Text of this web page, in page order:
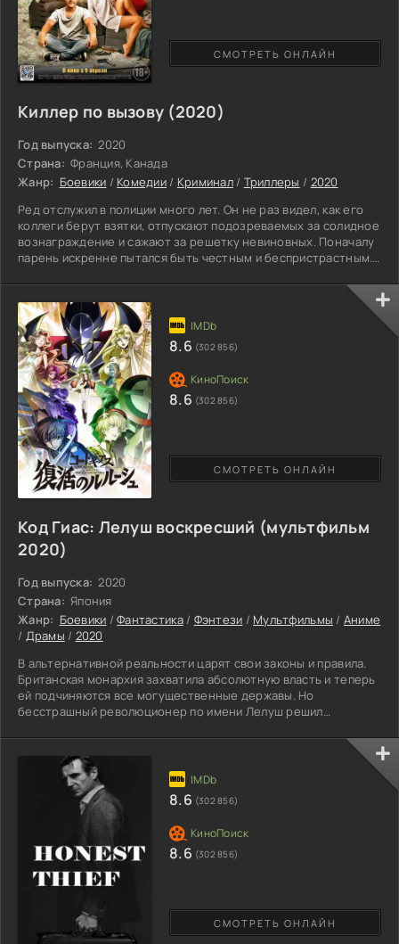
Киллер по вызову (2020)
Год выпуска: 2020
Страна: Франция, Канада
Жанр: Боевики / Комедии / Криминал/ Триллеры / 2020
Ред отслужил в полиции много лет. Он не раз видел, как его
коллеги берут взятки, отпускают подозреваемых за солидное
вознаграждение и сажают за решетку невиновных. Поначалу
парень искренне пытался быть честным и беспристрастным.
пересмотреть свои взгляды на жизнь. Офицер научился
хитроумному мастерству взломщика и стал принимать
участие в ограблениях, открывая сейфы и замки. Однажды он
попал за решетку, два года отсидел в тюрьме. Выйдя на
свободу,
СМОТРЕТЬ ОНЛАЙН
Код Гиас: Лелуш воскресший (мультфильм
2020)
Год выпуска: 2020
Страна: Япония
Жанр: Боевики /Фантастика/ Фэнтези / Мультфильмы / Аниме
/ Драмы / 2020
В альтернативной реальности царят свои законы и правила.
Британская монархия захватила абсолютную власть и теперь
ей подчиняются все могущественные державы. Но
бесстрашный революционер по имени Лелуш решил
пути. Борьба с всеобщей несправедливостью - это смысл его
жизни. И пока он не восстановит баланс добра и зла, его душа
не обретет покой. Встреча с таинственной девушкой
навсегда изменила его жизнь. Зеленоглазая красавица
наградила Лелуша
СМОТРЕТЬ ОНЛАЙН
8.6 (302 856)
8.6 (302 856)
СМОТРЕТЬ ОНЛАЙН
8.6 (302 856)
8.6 (302 856)